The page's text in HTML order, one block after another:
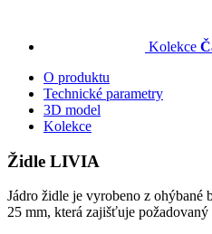
Kolekce
O produktu
Technické parametry
3D model
Kolekce
Židle LIVIA
Jádro židle je vyrobeno z
25 mm, která zajišťuje